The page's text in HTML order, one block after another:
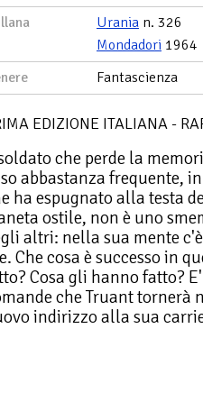
Urania n. 326
Mondadori 1964
Fantascienza
EDIZIONE ITALIANA -
che perde la
abbastanza frequente,
ha espugnato alla testa
ostile, non è uno
altri: nella sua mente
Che cosa è successo in
Cosa gli hanno fatto?
che Truant tornerà
indirizzo alla sua